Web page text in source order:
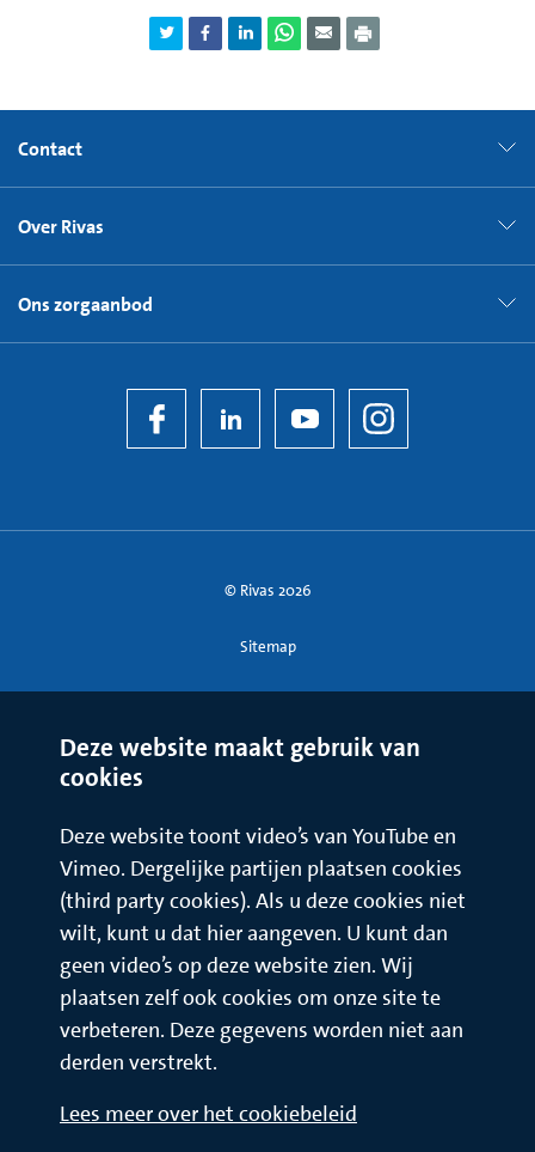
Contact
Over Rivas
Ons zorgaanbod
© Rivas 2026
Sitemap
Deze website maakt gebruik van
cookies
Deze website toont video’s van YouTube en
Vimeo. Dergelijke partijen plaatsen cookies
(third party cookies). Als u deze cookies niet
wilt, kunt u dat hier aangeven. U kunt dan
geen video’s op deze website zien. Wij
plaatsen zelf ook cookies om onze site te
verbeteren. Deze gegevens worden niet aan
derden verstrekt.
Lees meer over het cookiebeleid